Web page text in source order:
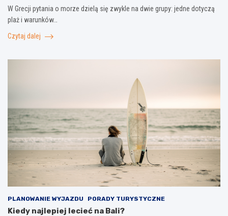
W Grecji pytania o morze dzielą się zwykle na dwie grupy: jedne dotyczą
plaż i warunków…
Czytaj dalej
PLANOWANIE WYJAZDU PORADY TURYSTYCZNE
Kiedy najlepiej lecieć na Bali?